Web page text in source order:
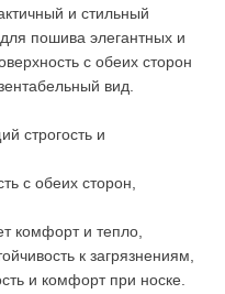
и стильный
пошива элегантных и
с обеих сторон
вид.
строгость и
с обеих сторон,
комфорт и тепло,
к загрязнениям,
и комфорт при носке.